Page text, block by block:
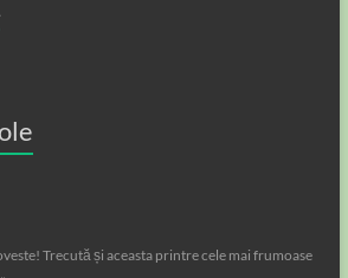
Trecută și aceasta printre cele mai frumoase